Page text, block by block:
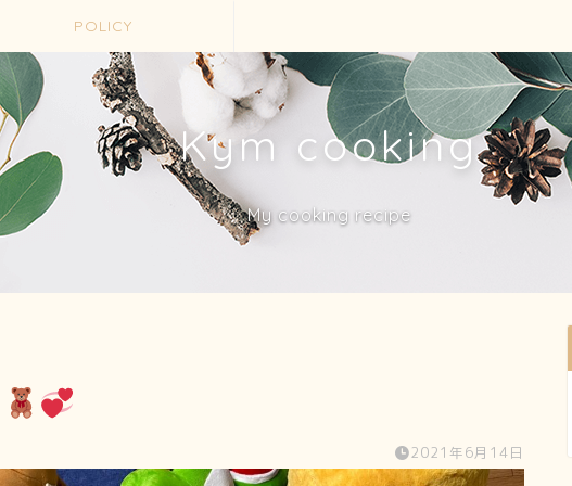
POLICY
Kym cooking
My cooking recipe
2021年6月14日